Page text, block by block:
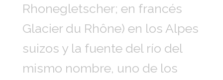
Rhonegletscher; en francés
Glacier du Rhône) en los Alpes
suizos y la fuente del río del
mismo nombre, uno de los